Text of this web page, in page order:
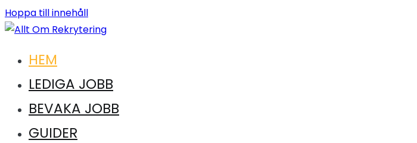
Hoppa till innehåll
Allt Om Rekrytering
Vägen till en ny karriär. Vägen till drömkandidaten
HEM
LEDIGA JOBB
BEVAKA JOBB
GUIDER